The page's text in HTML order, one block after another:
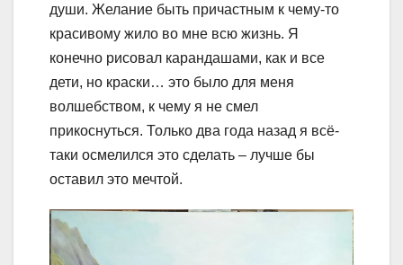
души. Желание быть причастным к чему-то
красивому жило во мне всю жизнь. Я
конечно рисовал карандашами, как и все
дети, но краски… это было для меня
волшебством, к чему я не смел
прикоснуться. Только два года назад я всё-
таки осмелился это сделать – лучше бы
оставил это мечтой.